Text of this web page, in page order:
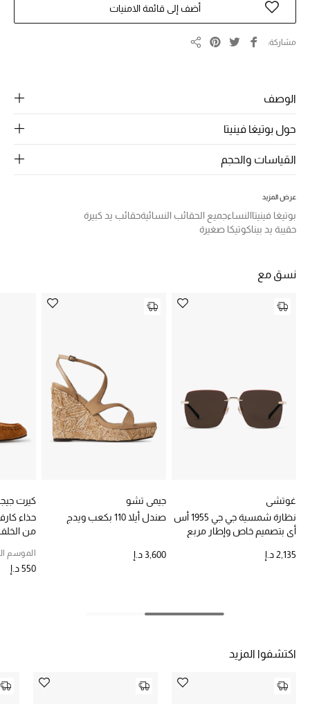
أحذية النسائية
المجوهرات
جديد لدينا
خصومات
ركن أناقة المنتجعات
تشكيلة المناسبات للنساء
الملابس الرياضية النسائية
أضف إلى قائمة الامنيات
مشاركة
الوصف
حول بوتيغا فينيتا
القياسات والحجم
عرض المزيد
بوتيغا فينيتاالنساءجميع الحقائب النسائيةحقائب يد كبيرة
حقيبة يد بيناكوتيكا صغيرة
نسق مع
غوتشي
نظارة شمسية جي جي 1955 أس
أي بتصميم خاص وإطار مربع
2,135 د.إ
جيمي تشو
صندل أيلا 110 بكعب ويدج
3,600 د.إ
كيرت
حذاء
من
الموسم
550 د.إ
اكتشفوا المزيد